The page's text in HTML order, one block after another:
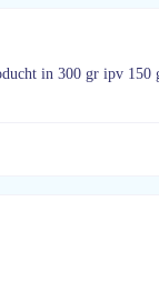
in 300 gr ipv